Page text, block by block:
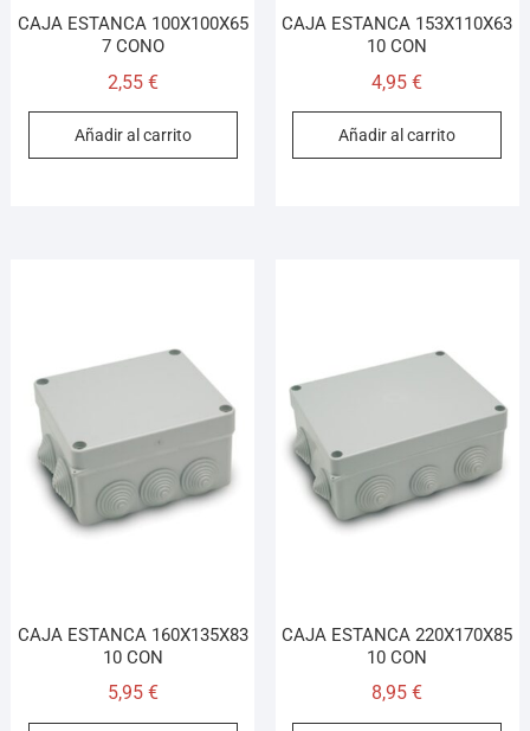
CAJA ESTANCA 100X100X65
7 CONO
2,55 €
Añadir al carrito
CAJA ESTANCA 153X110X63
10 CON
4,95€
Añadir al carrito
CAJA ESTANCA 160X135X83
10 CON
5,95 €
CAJA ESTANCA 220X170X85
10 CON
8,95€